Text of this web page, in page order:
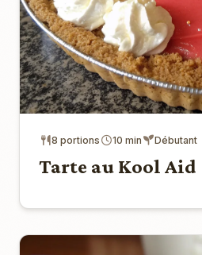
8 portions 10 min Débutant
Tarte au Kool Aid